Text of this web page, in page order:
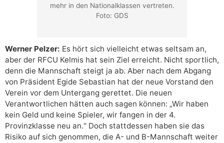
mehr in den Nationalklassen vertreten.
Foto: GDS
Werner Pelzer: Es hört sich vielleicht etwas seltsam an,
aber der RFCU Kelmis hat sein Ziel erreicht. Nicht sportlich,
denn die Mannschaft steigt ja ab. Aber nach dem Abgang
von Präsident Egide Sebastian hat der neue Vorstand den
Verein vor dem Untergang gerettet. Die neuen
Verantwortlichen hätten auch sagen können: „Wir haben
kein Geld und keine Spieler, wir fangen in der 4.
Provinzklasse neu an.“ Doch stattdessen haben sie das
Risiko auf sich genommen, die A- und B-Mannschaft weiter